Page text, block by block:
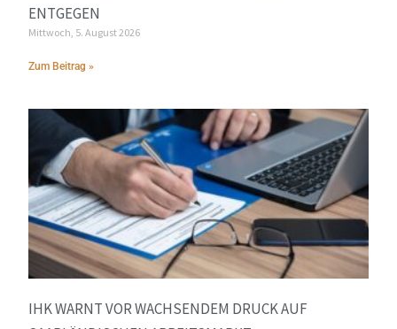
ENTGEGEN
Mittwoch, 5. August 2026
Zum Beitrag »
IHK WARNT VOR WACHSENDEM DRUCK AUF